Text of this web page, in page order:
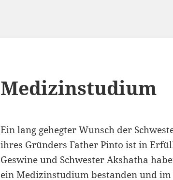
Medizinstudium
Ein lang gehegter Wunsch der
ihres Gründers Father Pinto ist in
Geswine und Schwester Akshatha
ein Medizinstudium bestanden und